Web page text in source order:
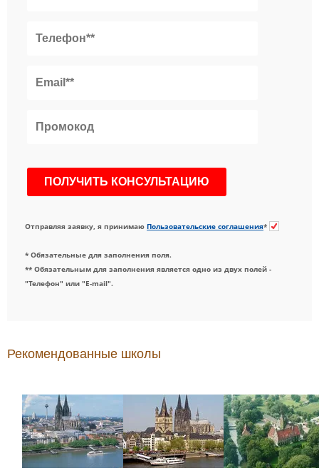
Отправляя заявку, я принимаю Пользовательские соглашения*
* Обязательные для заполнения поля.
** Обязательным для заполнения является одно из двух полей -
"Телефон" или "E-mail".
Рекомендованные школы